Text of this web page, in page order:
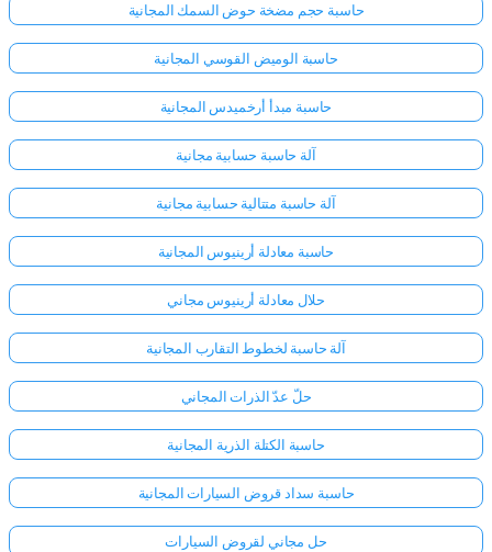
حاسبة حجم مضخة حوض السمك المجانية
حاسبة الوميض القوسي المجانية
حاسبة مبدأ أرخميدس المجانية
آلة حاسبة حسابية مجانية
آلة حاسبة متتالية حسابية مجانية
حاسبة معادلة أرينيوس المجانية
حلال معادلة أرينيوس مجاني
آلة حاسبة لخطوط التقارب المجانية
حلّ عدّ الذرات المجاني
حاسبة الكتلة الذرية المجانية
حاسبة سداد قروض السيارات المجانية
حل مجاني لقروض السيارات